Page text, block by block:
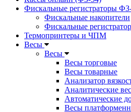
Фискальные регистраторы
Фискальные накопители
Фискальные
Термопринтеры и ЧПМ
Весы
Весы
Весы торговые
Весы товарные
Анализатор
Аналитические
Автоматические
Весы